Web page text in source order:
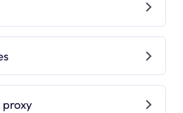
proxy